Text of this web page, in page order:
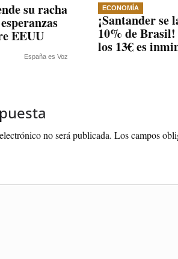
su racha
EEUU
España es Voz
ECONOMÍA
¡Santander se
10% de
los 13€ es
no será publicada. Los campos